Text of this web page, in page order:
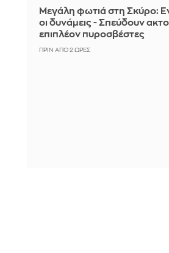
Μεγάλη φωτιά στη Σκύρο:
οι δυνάμεις - Σπεύδουν
επιπλέον πυροσβέστες
ΠΡΙΝ ΑΠΌ 2 ΏΡΕΣ